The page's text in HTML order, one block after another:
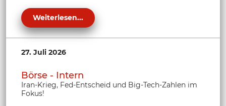
Weiterlesen...
27. Juli 2026
Börse - Intern
Iran-Krieg, Fed-Entscheid und Big-Tech-Zahlen im
Fokus!